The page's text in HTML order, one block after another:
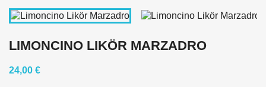
LIMONCINO LIKÖR MARZADRO
24,00 €